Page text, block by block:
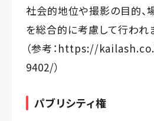
社会的地位や撮影の目的、
を総合的に考慮して行われ
（参考： https://
9402/）
パブリシティ権